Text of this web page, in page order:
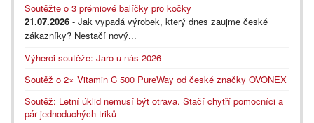
Soutěžte o 3 prémiové balíčky pro kočky
21.07.2026 - Jak vypadá výrobek, který dnes zaujme české
zákazníky? Nestačí nový...
Výherci soutěže: Jaro u nás 2026
Soutěž o 2× Vitamin C 500 PureWay od české značky OVONEX
Soutěž: Letní úklid nemusí být otrava. Stačí chytří pomocníci a
pár jednoduchých triků